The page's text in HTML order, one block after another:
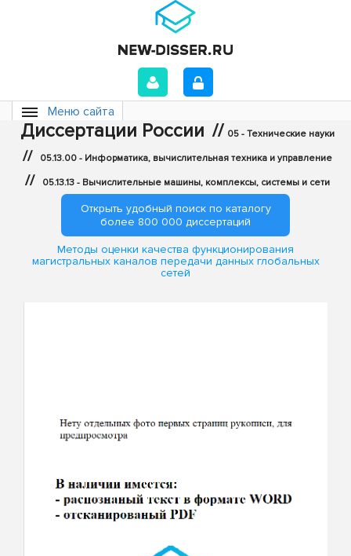
Меню сайта
Диссертации России // 05 - Технические науки
// 05.13.00 - Информатика, вычислительная техника и управление
// 05.13.13 - Вычислительные машины, комплексы, системы и сети
Открыть удобный поиск по каталогу
более 800 000 диссертаций
Методы оценки качества функционирования
магистральных каналов передачи данных глобальных
сетей